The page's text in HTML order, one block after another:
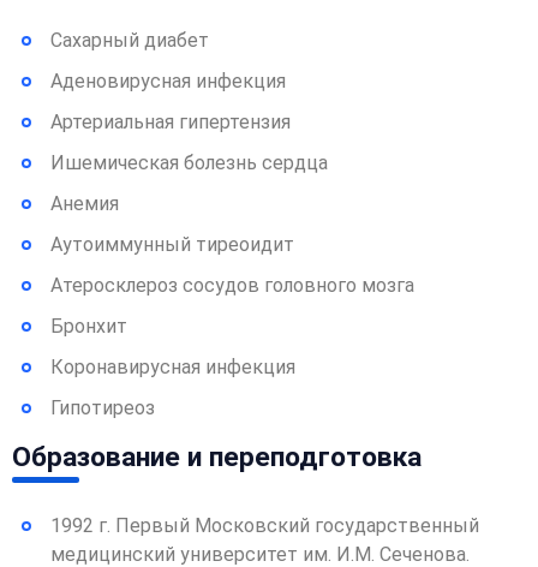
Сахарный диабет
Аденовирусная инфекция
Артериальная гипертензия
Ишемическая болезнь сердца
Анемия
Аутоиммунный тиреоидит
Атеросклероз сосудов головного мозга
Бронхит
Коронавирусная инфекция
Гипотиреоз
Образование и переподготовка
1992 г. Первый Московский государственный
медицинский университет им. И.М. Сеченова.